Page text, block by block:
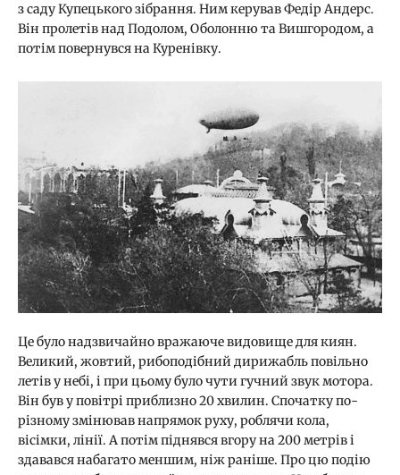
з саду Купецького зібрання. Ним керував Федір Андерс.
Він пролетів над Подолом, Оболонню та Вишгородом, а
потім повернувся на Куренівку.
Це було надзвичайно вражаюче видовище для киян.
Великий, жовтий, рибоподібний дирижабль повільно
летів у небі, і при цьому було чути гучний звук мотора.
Він був у повітрі приблизно 20 хвилин. Спочатку по-
різному змінював напрямок руху, роблячи кола,
вісімки, лінії. А потім піднявся вгору на 200 метрів і
здавався набагато меншим, ніж раніше. Про цю подію